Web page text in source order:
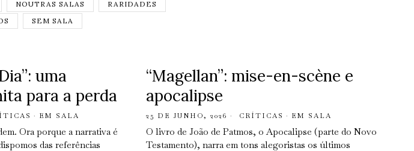
NOUTRAS SALAS
RARIDADES
SEM SALA
uma
para a perda
· EM SALA
Ora porque a narrativa é
das referências
“Magellan”: mise-en-scène e
apocalipse
25 DE JUNHO, 2026 CRÍTICAS · EM SALA
O livro de João de Patmos, o Apocalipse (parte do Novo
Testamento), narra em tons alegoristas os últimos